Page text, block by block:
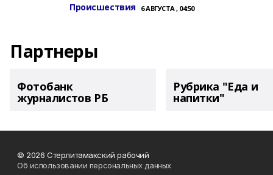
Происшествия 6 АВГУСТА , 04:50
Партнеры
Фотобанк
журналистов РБ
Рубрика "Еда и
напитки"
© 2026 Стерлитамакский рабочий
Об использовании персональных данных